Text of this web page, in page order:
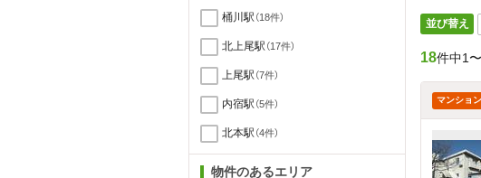
並び替え
18件中1
マンショ
桶川駅 （18件）
北上尾駅 （17件）
上尾駅 （7件）
内宿駅 （5件）
北本駅 （4件）
物件のあるエリア